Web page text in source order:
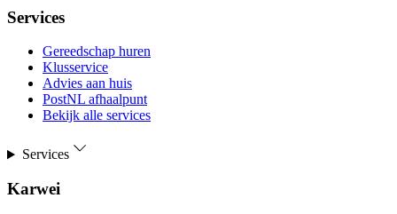
Services
Gereedschap huren
Klusservice
Advies aan huis
PostNL afhaalpunt
Bekijk alle services
Services
Karwei